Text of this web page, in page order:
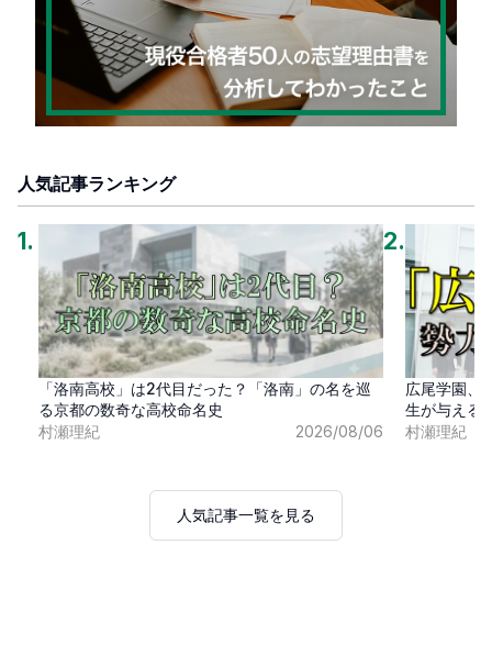
人気記事ランキング
1 .
「洛南高校」は2代目だった？「洛南」の名を巡
る京都の数奇な高校命名史
村瀬理紀
2026/08/06
2.
広尾学園、
生が与える
村瀬理紀
人気記事一覧を見る